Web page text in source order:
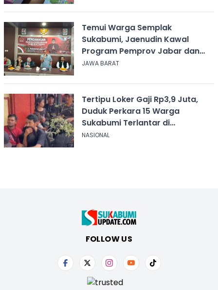
Temui Warga Semplak
Sukabumi, Jaenudin Kawal
Program Pemprov Jabar dan
Serap Aspirasi
JAWA BARAT
Tertipu Loker Gaji Rp3,9 Juta,
Duduk Perkara 15 Warga
Sukabumi Terlantar di
Kalimantan
NASIONAL
FOLLOW US